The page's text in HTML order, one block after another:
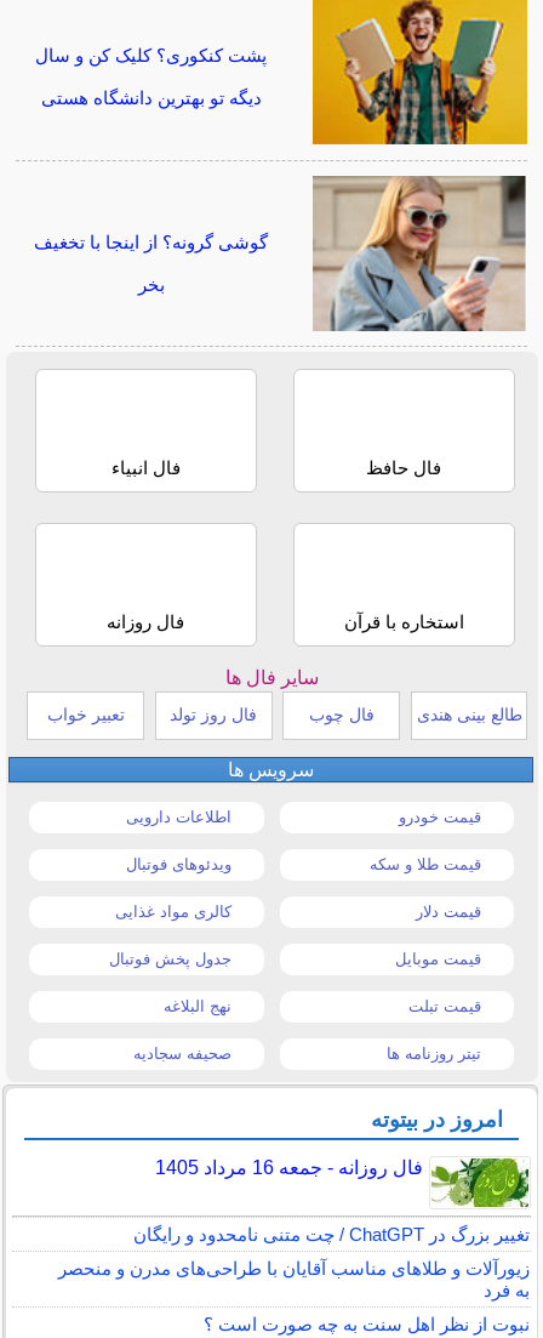
پشت کنکوری؟ کلیک کن و سال
دیگه تو بهترین دانشگاه هستی
گوشی گرونه؟ از اینجا با تخغیف
بخر
فال حافظ فال انبیاء
استخاره با قرآن فال روزانه
سایر فال ها
طالع بینی هندی فال چوب فال روز تولد تعبیر خواب
سرویس ها
قیمت خودرو اطلاعات دارویی
قیمت طلا و سکه ویدئوهای فوتبال
قیمت دلار کالری مواد غذایی
قیمت موبایل جدول پخش فوتبال
قیمت تبلت نهج البلاغه
تیتر روزنامه ها صحیفه سجادیه
امروز در بیتوته
فال روزانه - جمعه 16 مرداد 1405
تغییر بزرگ در ChatGPT / چت متنی نامحدود و رایگان
زیورآلات و طلاهای مناسب آقایان با طراحی‌های مدرن و منحصر
به فرد
نبوت از نظر اهل سنت به چه صورت است ؟